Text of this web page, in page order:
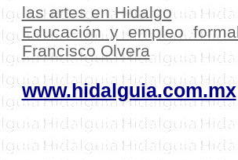
las artes en Hidalgo
Educación y empleo
Francisco Olvera
www.hidalguia.com.mx